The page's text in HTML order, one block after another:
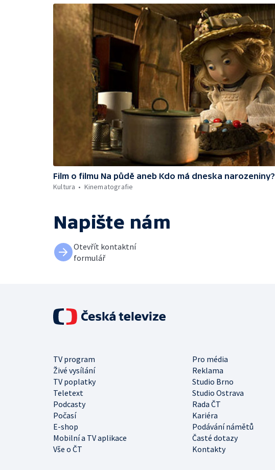
Film o filmu Na půdě aneb Kdo má dneska narozeniny?
Kultura
Kinematografie
Napište nám
Otevřít kontaktní
formulář
TV program
Pro média
Živé vysílání
Reklama
TV poplatky
Studio Brno
Teletext
Studio Ostrava
Podcasty
Rada ČT
Počasí
Kariéra
E-shop
Podávání námětů
Mobilní a TV aplikace
Časté dotazy
Vše o ČT
Kontakty